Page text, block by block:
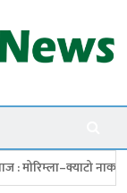
खोल चारबुँदे